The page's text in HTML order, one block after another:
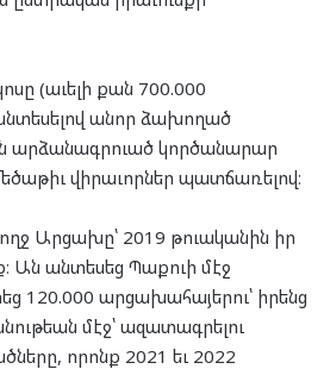
(աւելի քան 700.000
անոր ձախողած
արձանագրուած կործանարար
վիրաւորներ պատճառելով։
Արցախը՝ 2019 թուականին իր
Ան անտեսեց Պաքուի մէջ
120.000 արցախահայերու՝ իրենց
մէջ՝ ազատագրելու
որոնք 2021 եւ 2022